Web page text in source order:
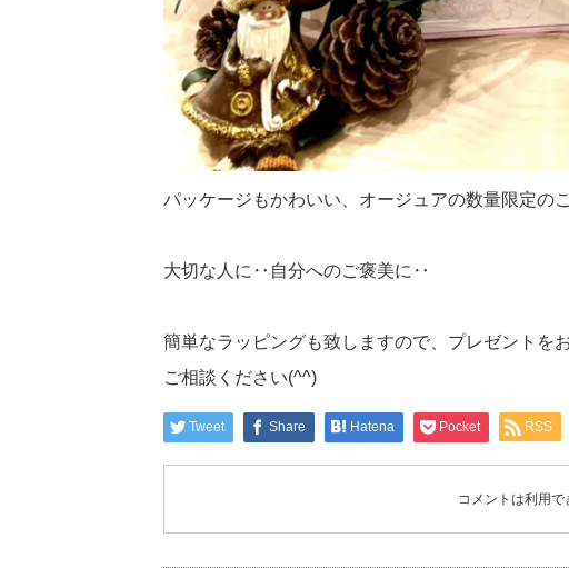
パッケージもかわいい、オージュアの数量限定の
大切な人に‥自分へのご褒美に‥
簡単なラッピングも致しますので、プレゼントを
ご相談ください(^^)
Tweet Share Hatena Pocket RSS
コメントは利用で